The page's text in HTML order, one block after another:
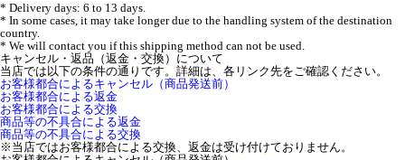
* Delivery days: 6 to 13 days.
* In some cases, it may take longer due to the handling system of the destination
country.
* We will contact you if this shipping method can not be used.
キャンセル・返品（返金・交換）について
当店では以下の条件の通りです。詳細は、各リンク先をご確認ください。
お客様都合によるキャンセル（商品発送前）
お客様都合による返金
お客様都合による交換
商品等の不具合による返金
商品等の不具合による交換
※当店ではお客様都合による交換、返金は受け付けておりません。